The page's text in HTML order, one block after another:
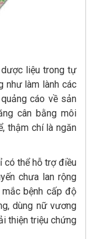
liệu trong tự
như làm lành các
cáo về sản
cân bằng môi
thậm chí là ngăn
có thể hỗ trợ điều
chưa lan rộng
bệnh cấp độ
dùng nữ vương
thiện triệu chứng